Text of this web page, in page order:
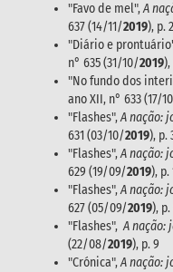
"Favo de mel",A
637 (14/11/2019), p.
"Diário e
n° 635 (31/10/2019
"No fundo dos
ano XII, n° 633 (17/
"Flashes",A nação:
631 (03/10/2019), p.
"Flashes",A nação:
629 (19/09/2019), p.
"Flashes",A nação:
627 (05/09/2019),
"Flashes",A nação:
(22/08/2019), p. 9
"Crónica",A nação: